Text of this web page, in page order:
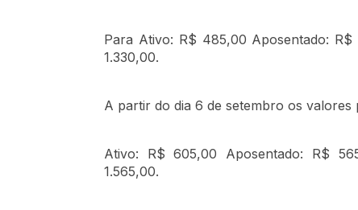
Para Ativo: R$ 485,00 Aposentado:
1.330,00.
A partir do dia 6 de setembro os valores
Ativo: R$ 605,00 Aposentado: R$
1.565,00.